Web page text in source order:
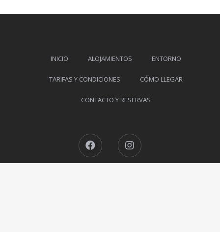
INICIO ALOJAMIENTOS ENTORNO
TARIFAS Y CONDICIONES CÓMO LLEGAR
CONTACTO Y RESERVAS
Facebook Instagram